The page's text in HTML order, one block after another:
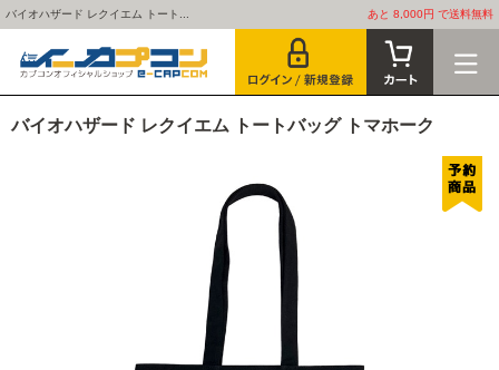
バイオハザード レクイエム トート... あと 8,000円 で送料無料
バイオハザード レクイエム トートバッグ トマホーク